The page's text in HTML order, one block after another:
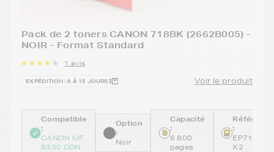
Pack de 2 toners CANON 718BK (2662B005) -
NOIR - Format Standard
1 avis
EXPÉDITION : 6 À 15 JOURS Voir le produit
Compatible
:
CANON MF
8330 CDN
Option
:
Noir
Capacité
:
6 800
pages
Référence
:
EP718BK-
X2